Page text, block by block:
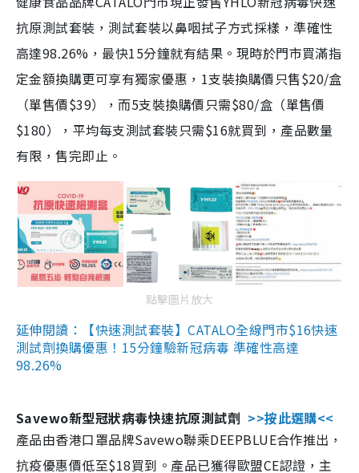
抗原測試套裝，測試套裝以鼻咽拭子方式採樣，準確性
高達98.26%，最快15分鐘就有結果。現時於門市買滿指
定金額換購更可享有獨家優惠，1支裝換購價只售$20/盒
（單售價$39），而5支裝換購價只需$80/盒（單售價
$180），平均每支測試套裝只需$16就買到，產品數量
有限，售完即止。
點擊圖片放大
延伸閱讀：【快速測試套裝】CATALO全線門市$16快速
測試劑換購優惠！15分鐘驗新冠病毒 準確性高達
98.26%
Savewo新型冠狀病毒快速抗原測試劑 >>按此選購<<
產品由香港口罩品牌Savewo聯乘DEEPBLUE合作推出，
抗疫優惠價低至$18買到。產品已獲得歐盟CE認證，主